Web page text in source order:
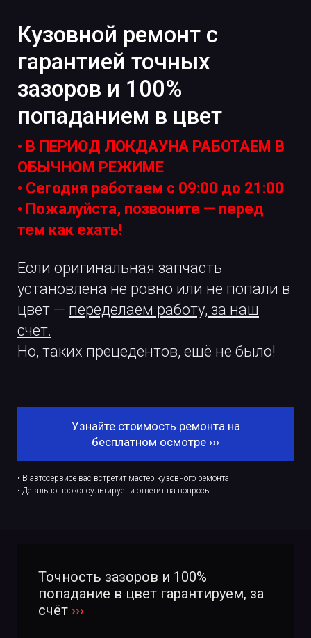
Кузовной ремонт с
гарантией точных
зазоров и 100%
попаданием в цвет
• В ПЕРИОД ЛОКДАУНА РАБОТАЕМ В
ОБЫЧНОМ РЕЖИМЕ
• Сегодня работаем с 09:00 до 21:00
• Пожалуйста, позвоните — перед
тем как ехать!
Если оригинальная запчасть
установлена не ровно или не попали в
цвет — переделаем работу, за наш
счёт.
Но, таких прецедентов, ещё не было!
Узнайте стоимость ремонта на
бесплатном осмотре ›››
• В автосервисе вас встретит мастер кузовного ремонта
• Детально проконсультирует и ответит на вопросы
Точность зазоров и 100%
попадание в цвет гарантируем, за
счёт ›››